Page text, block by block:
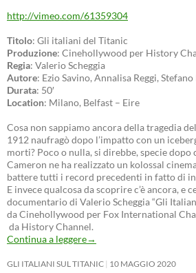
http://vimeo.com/61359304
Titolo: Gli italiani del Titanic
Produzione: Cinehollywood per History
Regia: Valerio Scheggia
Autore: Ezio Savino, Annalisa Reggi,
Durata: 50′
Location: Milano, Belfast – Eire
Cosa non sappiamo ancora della tragedia
1912 naufragò dopo l’impatto con un
morti? Poco o nulla, si direbbe, specie dopo
Cameron ne ha realizzato un kolossal
battere tutti i record precedenti in fatto di
E invece qualcosa da scoprire c’è ancora, e
documentario di Valerio Scheggia “Gli
da Cinehollywood per Fox International
da History Channel.
Continua a leggere→
GLI ITALIANI SUL TITANIC 10 MAGGIO 2020